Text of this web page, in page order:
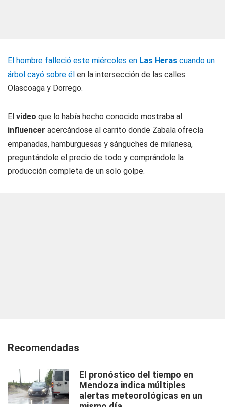
El hombre falleció este miércoles en Las Heras cuando un
árbol cayó sobre él en la intersección de las calles
Olascoaga y Dorrego.
El video que lo había hecho conocido mostraba al
influencer acercándose al carrito donde Zabala ofrecía
empanadas, hamburguesas y sánguches de milanesa,
preguntándole el precio de todo y comprándole la
producción completa de un solo golpe.
Recomendadas
El pronóstico del tiempo en
Mendoza indica múltiples
alertas meteorológicas en un